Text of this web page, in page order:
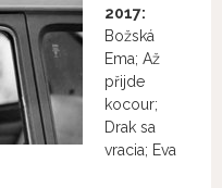
2017:
Božská
Ema; Až
přijde
kocour;
Drak sa
vracia; Eva